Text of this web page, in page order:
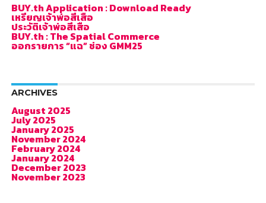
BUY.th Application : Download Ready
เหรียญเจ้าพ่อสีเสือ
ประวัติเจ้าพ่อสีเสือ
BUY.th : The Spatial Commerce
ออกรายการ “แฉ” ช่อง GMM25
ARCHIVES
August 2025
July 2025
January 2025
November 2024
February 2024
January 2024
December 2023
November 2023